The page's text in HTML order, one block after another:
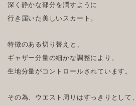
深く静かな部分を潤すように
行き届いた美しいスカート。
特徴のある切り替えと、
ギャザー分量の細かな調整により、
生地分量がコントロールされています。
その為、ウエスト周りはすっきりとして、